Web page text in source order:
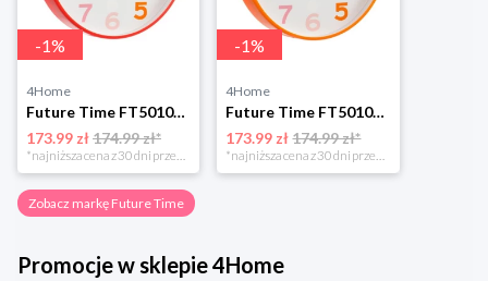
-1%
4Home
Future Time FT5010RD Rainbow red Zegar ścienny dla dzieci, śr. 30 cm
173.99 zł174.99 zł*
*najniższa cena z 30 dni przed obniżką
-1%
4Home
Future Time FT5010OR Rainbow orange Zegar ścienny dla dzieci, śr. 30 cm
173.99 zł 174.99 zł*
*najniższa cena z 30 dni przed obniżką
Zobacz markę Future Time
Promocje w sklepie 4Home